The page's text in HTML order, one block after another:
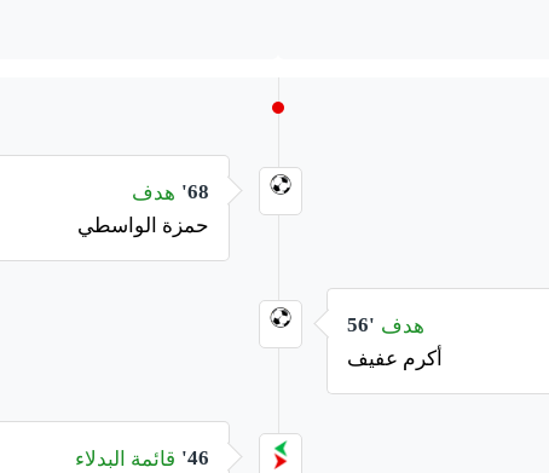
68' هدف
حمزة الواسطي
56' هدف
أكرم عفيف
46' قائمة البدلاء